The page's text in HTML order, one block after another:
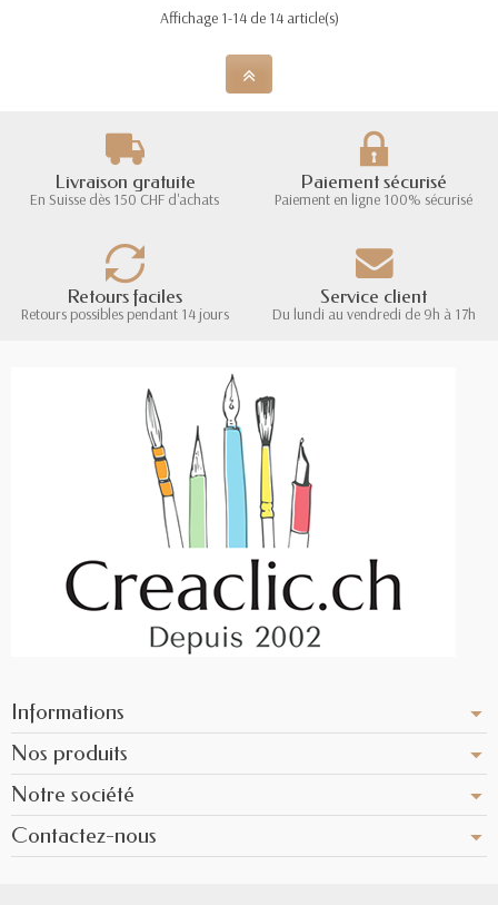
Affichage 1-14 de 14 article(s)
Livraison gratuite
En Suisse dès 150 CHF d'achats
Paiement sécurisé
Paiement en ligne 100% sécurisé
Retours faciles
Retours possibles pendant 14 jours
Service client
Du lundi au vendredi de 9h à 17h
Informations
Nos produits
Notre société
Contactez-nous